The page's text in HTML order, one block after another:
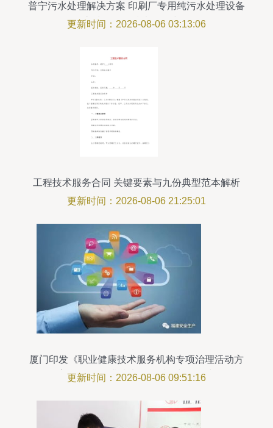
普宁污水处理解决方案 印刷厂专用纯污水处理设备
高清图集及技术服务详解
更新时间：2026-08-06 03:13:06
工程技术服务合同 关键要素与九份典型范本解析
更新时间：2026-08-06 21:25:01
厦门印发《职业健康技术服务机构专项治理活动方
案》 全面提升技术服务质量与公信力
更新时间：2026-08-06 09:51:16